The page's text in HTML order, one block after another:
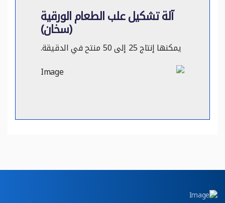
آلة تشكيل علب الطعام الورقية
(سخان)
يمكنها إنتاج 25 إلى 50 منتح في الدقيقة.